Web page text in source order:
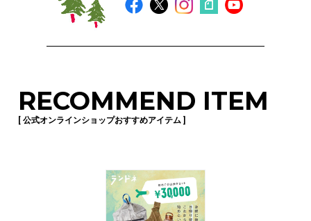
RECOMMEND ITEM
[ 公式オンラインショップおすすめアイテム ]